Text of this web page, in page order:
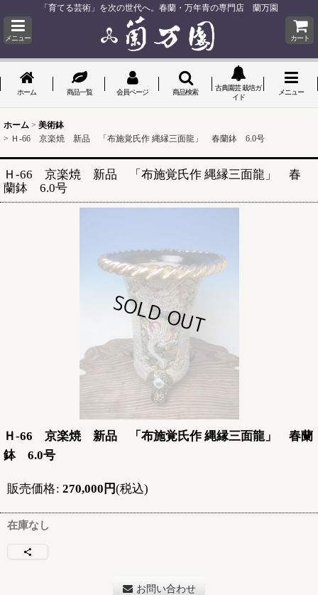
「育てる芸術」を次の世代へ。春蘭・万年青の専門店 蘭万園
メニュー カート
ホーム 商品一覧 会員ページ 商品検索
古典園芸 栽培ガ
イド
メニュー
ホーム > 美術鉢
> Ｈ-66 京楽焼 新品 「布施覚氏作 縄縁三面龍」 春蘭鉢 6.0号
Ｈ-66 京楽焼 新品 「布施覚氏作 縄縁三面龍」 春
蘭鉢 6.0号
Ｈ-66 京楽焼 新品 「布施覚氏作 縄縁三面龍」 春蘭
鉢 6.0号
販売価格: 270,000 円(税込)
在庫なし
お問い合わせ